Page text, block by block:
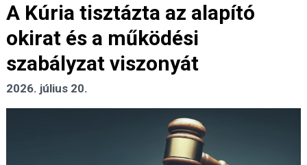
A Kúria tisztázta az alapító
okirat és a működési
szabályzat viszonyát
2026. július 20.